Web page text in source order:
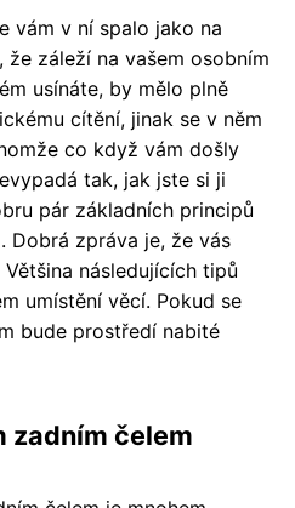
vám v ní spalo jako na
záleží na vašem osobním
usínáte, by mělo plně
cítění, jinak se v něm
co když vám došly
tak, jak jste si ji
pár základních principů
Dobrá zpráva je, že vás
následujících tipů
umístění věcí. Pokud se
bude prostředí nabité
zadním čelem